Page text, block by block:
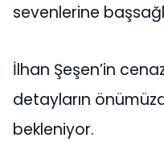
sevenlerine
İlhan Şeşen’in
detayların
bekleniyor.